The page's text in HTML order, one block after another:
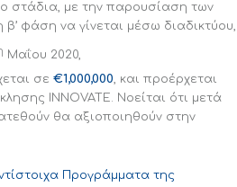
στάδια, με την παρουσίαση των
φάση να γίνεται μέσω διαδικτύου,
Μαΐου 2020,
σε €1,000,000, και προέρχεται
INNOVATE. Νοείται ότι μετά
θα αξιοποιηθούν στην
Προγράμματα της